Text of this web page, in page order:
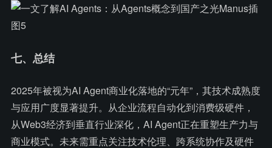
七、总结
2025年被视为AI Agent商业化落地的“元年”，其技术成熟度
与应用广度显著提升。从企业流程自动化到消费级硬件，
从Web3经济到垂直行业深化，AI Agent正在重塑生产力与
商业模式。未来需重点关注技术伦理、跨系统协作及硬件